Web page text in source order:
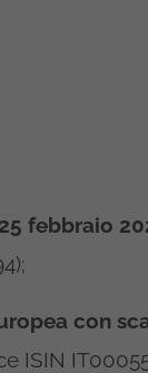
febbraio
con
ISIN